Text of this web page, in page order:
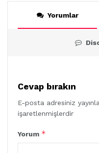
Yorumlar
Cevap bırakın
E-posta adresiniz
işaretlenmişlerdir
Yorum *